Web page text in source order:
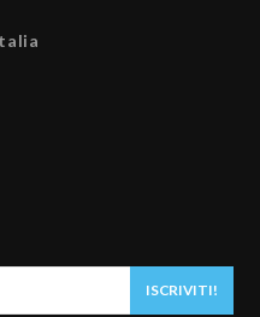
ISCRIVITI!